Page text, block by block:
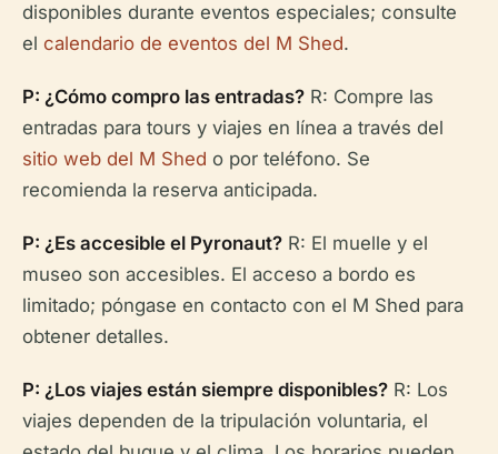
disponibles durante eventos especiales; consulte
el calendario de eventos del M Shed.
P: ¿Cómo compro las entradas? R: Compre las
entradas para tours y viajes en línea a través del
sitio web del M Shed o por teléfono. Se
recomienda la reserva anticipada.
P: ¿Es accesible el Pyronaut? R: El muelle y el
museo son accesibles. El acceso a bordo es
limitado; póngase en contacto con el M Shed para
obtener detalles.
P: ¿Los viajes están siempre disponibles? R: Los
viajes dependen de la tripulación voluntaria, el